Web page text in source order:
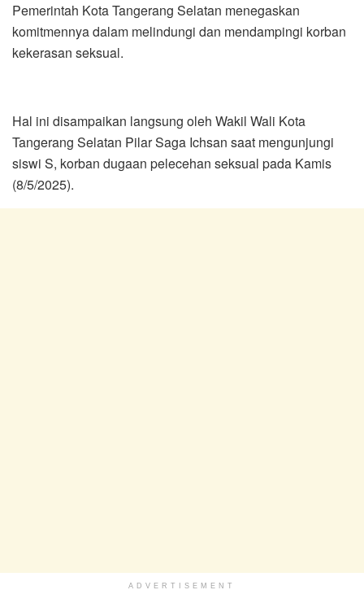
Pemerintah Kota Tangerang Selatan menegaskan
komitmennya dalam melindungi dan mendampingi korban
kekerasan seksual.
Hal ini disampaikan langsung oleh Wakil Wali Kota
Tangerang Selatan Pilar Saga Ichsan saat mengunjungi
siswi S, korban dugaan pelecehan seksual pada Kamis
(8/5/2025).
ADVERTISEMENT